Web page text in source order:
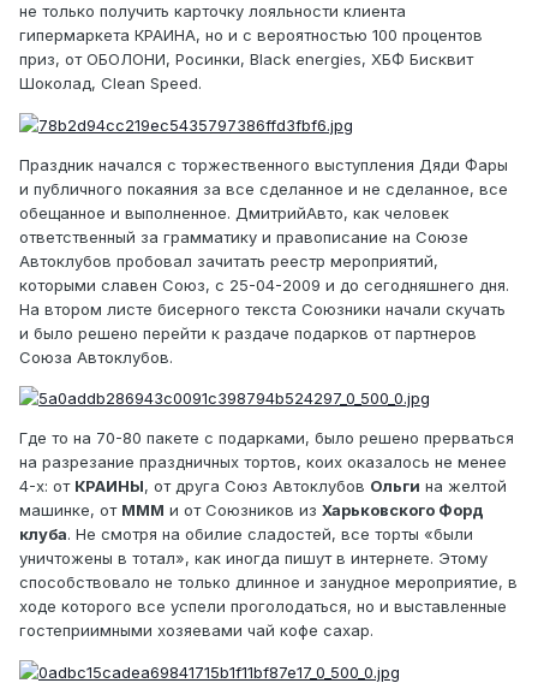
не только получить карточку лояльности клиента
гипермаркета КРАИНА, но и с вероятностью 100 процентов
приз, от ОБОЛОНИ, Росинки, Black energies, ХБФ Бисквит
Шоколад, Clean Speed.
Праздник начался с торжественного выступления Дяди Фары
и публичного покаяния за все сделанное и не сделанное, все
обещанное и выполненное. ДмитрийАвто, как человек
ответственный за грамматику и правописание на Союзе
Автоклубов пробовал зачитать реестр мероприятий,
которыми славен Союз, с 25-04-2009 и до сегодняшнего дня.
На втором листе бисерного текста Союзники начали скучать
и было решено перейти к раздаче подарков от партнеров
Союза Автоклубов.
Где то на 70-80 пакете с подарками, было решено прерваться
на разрезание праздничных тортов, коих оказалось не менее
4-х: от КРАИНЫ, от друга Союз Автоклубов Ольги на желтой
машинке, от МММ и от Союзников из Харьковского Форд
клуба. Не смотря на обилие сладостей, все торты «были
уничтожены в тотал», как иногда пишут в интернете. Этому
способствовало не только длинное и занудное мероприятие, в
ходе которого все успели проголодаться, но и выставленные
гостеприимными хозяевами чай кофе сахар.